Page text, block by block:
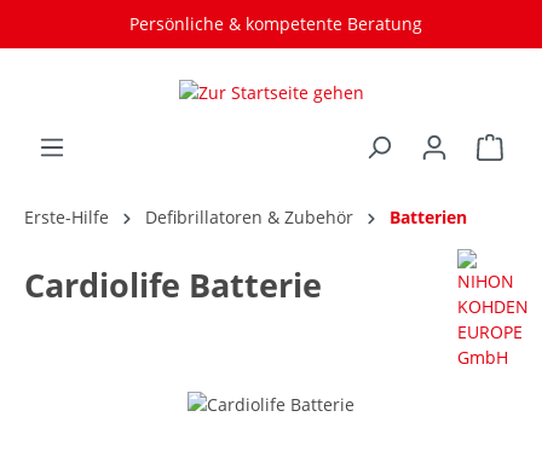
Persönliche & kompetente Beratung
Erste-Hilfe Defibrillatoren & Zubehör Batterien
Cardiolife Batterie